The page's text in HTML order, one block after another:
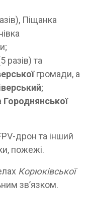
Піщанка
разів) та
громади, а
;
Городнянської
дрон та інший
пожежі.
Корюківської
звʼязком.